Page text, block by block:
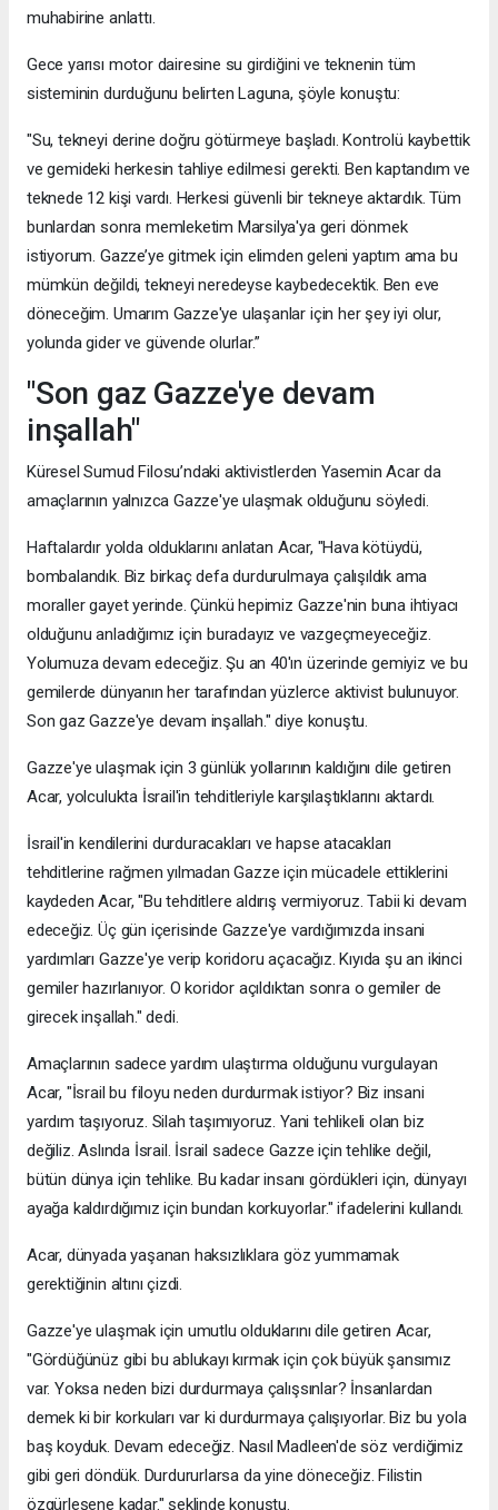
muhabirine anlattı.
Gece yarısı motor dairesine su girdiğini ve teknenin tüm
sisteminin durduğunu belirten Laguna, şöyle konuştu:
"Su, tekneyi derine doğru götürmeye başladı. Kontrolü kaybettik
ve gemideki herkesin tahliye edilmesi gerekti. Ben kaptandım ve
teknede 12 kişi vardı. Herkesi güvenli bir tekneye aktardık. Tüm
bunlardan sonra memleketim Marsilya'ya geri dönmek
istiyorum. Gazze’ye gitmek için elimden geleni yaptım ama bu
mümkün değildi, tekneyi neredeyse kaybedecektik. Ben eve
döneceğim. Umarım Gazze'ye ulaşanlar için her şey iyi olur,
yolunda gider ve güvende olurlar.”
"Son gaz Gazze'ye devam
inşallah"
Küresel Sumud Filosu’ndaki aktivistlerden Yasemin Acar da
amaçlarının yalnızca Gazze'ye ulaşmak olduğunu söyledi.
Haftalardır yolda olduklarını anlatan Acar, "Hava kötüydü,
bombalandık. Biz birkaç defa durdurulmaya çalışıldık ama
moraller gayet yerinde. Çünkü hepimiz Gazze'nin buna ihtiyacı
olduğunu anladığımız için buradayız ve vazgeçmeyeceğiz.
Yolumuza devam edeceğiz. Şu an 40'ın üzerinde gemiyiz ve bu
gemilerde dünyanın her tarafından yüzlerce aktivist bulunuyor.
Son gaz Gazze'ye devam inşallah." diye konuştu.
Gazze'ye ulaşmak için 3 günlük yollarının kaldığını dile getiren
Acar, yolculukta İsrail'in tehditleriyle karşılaştıklarını aktardı.
İsrail'in kendilerini durduracakları ve hapse atacakları
tehditlerine rağmen yılmadan Gazze için mücadele ettiklerini
kaydeden Acar, "Bu tehditlere aldırış vermiyoruz. Tabii ki devam
edeceğiz. Üç gün içerisinde Gazze'ye vardığımızda insani
yardımları Gazze'ye verip koridoru açacağız. Kıyıda şu an ikinci
gemiler hazırlanıyor. O koridor açıldıktan sonra o gemiler de
girecek inşallah." dedi.
Amaçlarının sadece yardım ulaştırma olduğunu vurgulayan
Acar, "İsrail bu filoyu neden durdurmak istiyor? Biz insani
yardım taşıyoruz. Silah taşımıyoruz. Yani tehlikeli olan biz
değiliz. Aslında İsrail. İsrail sadece Gazze için tehlike değil,
bütün dünya için tehlike. Bu kadar insanı gördükleri için, dünyayı
ayağa kaldırdığımız için bundan korkuyorlar." ifadelerini kullandı.
Acar, dünyada yaşanan haksızlıklara göz yummamak
gerektiğinin altını çizdi.
Gazze'ye ulaşmak için umutlu olduklarını dile getiren Acar,
"Gördüğünüz gibi bu ablukayı kırmak için çok büyük şansımız
var. Yoksa neden bizi durdurmaya çalışsınlar? İnsanlardan
demek ki bir korkuları var ki durdurmaya çalışıyorlar. Biz bu yola
baş koyduk. Devam edeceğiz. Nasıl Madleen'de söz verdiğimiz
gibi geri döndük. Durdururlarsa da yine döneceğiz. Filistin
özgürleşene kadar." şeklinde konuştu.